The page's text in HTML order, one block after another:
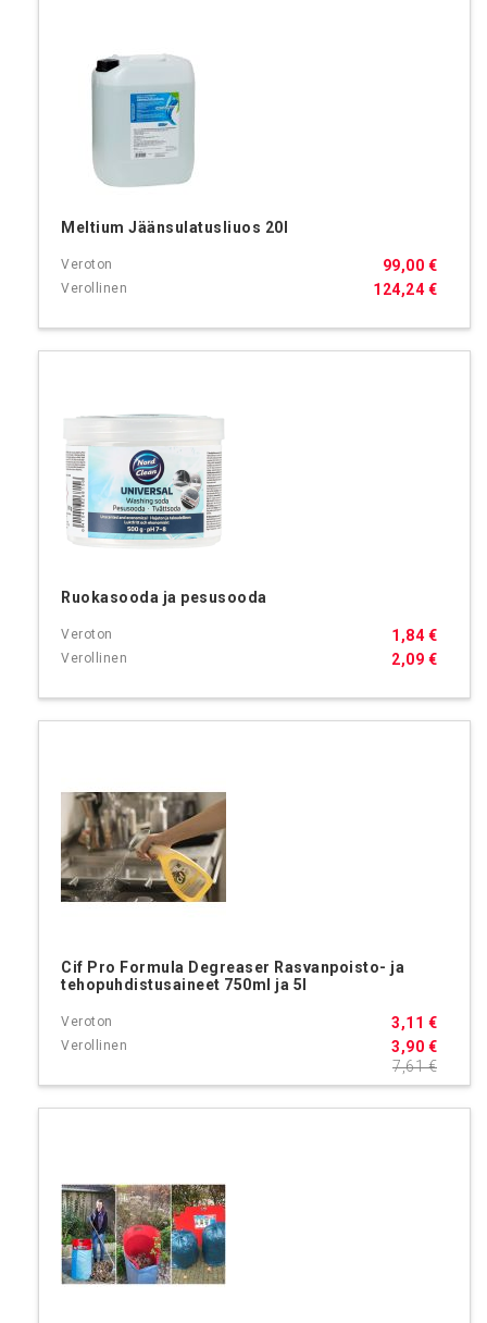
Meltium Jäänsulatusliuos 20l
124,24 €
99,00 €
Ruokasooda ja pesusooda
2,09 €
1,84 €
Cif Pro Formula Degreaser Rasvanpoisto- ja
tehopuhdistusaineet 750ml ja 5l
3,90 €
3,11 €
7,61 €